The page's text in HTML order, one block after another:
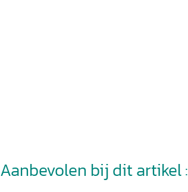
Aanbevolen bij dit artikel :